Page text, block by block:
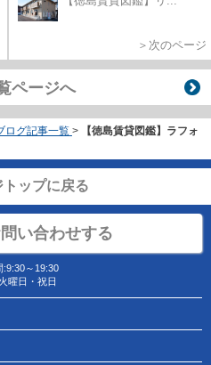
＞次のページ
ページへ
ログ記事一覧 >
【徳島賃貸図鑑】ラフォ
トップに戻る
い合わせする
:9:30～19:30
曜日・祝日